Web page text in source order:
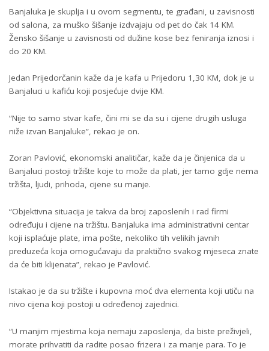
Banjaluka je skuplja i u ovom segmentu, te građani, u zavisnosti
od salona, za muško šišanje izdvajaju od pet do čak 14 KM.
Žensko šišanje u zavisnosti od dužine kose bez feniranja iznosi i
do 20 KM.
Jedan Prijedorčanin kaže da je kafa u Prijedoru 1,30 KM, dok je u
Banjaluci u kafiću koji posjećuje dvije KM.
“Nije to samo stvar kafe, čini mi se da su i cijene drugih usluga
niže izvan Banjaluke”, rekao je on.
Zoran Pavlović, ekonomski analitičar, kaže da je činjenica da u
Banjaluci postoji tržište koje to može da plati, jer tamo gdje nema
tržišta, ljudi, prihoda, cijene su manje.
“Objektivna situacija je takva da broj zaposlenih i rad firmi
određuju i cijene na tržištu. Banjaluka ima administrativni centar
koji isplaćuje plate, ima pošte, nekoliko tih velikih javnih
preduzeća koja omogućavaju da praktično svakog mjeseca znate
da će biti klijenata”, rekao je Pavlović.
Istakao je da su tržište i kupovna moć dva elementa koji utiču na
nivo cijena koji postoji u određenoj zajednici.
“U manjim mjestima koja nemaju zaposlenja, da biste preživjeli,
morate prihvatiti da radite posao frizera i za manje para. To je